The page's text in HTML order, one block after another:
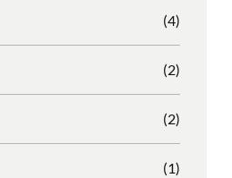
(4)
(2)
(2)
(1)